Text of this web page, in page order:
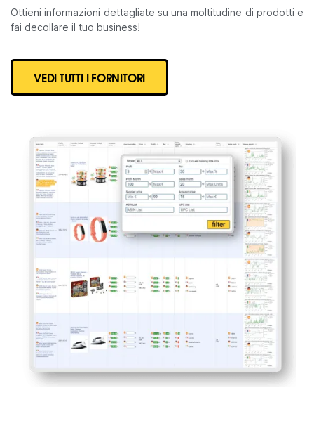
Ottieni informazioni dettagliate su una moltitudine di prodotti e
fai decollare il tuo business!
VEDI TUTTI I FORNITORI